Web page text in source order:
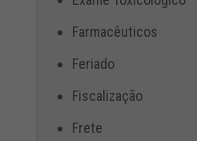
Farmacêuticos
Feriado
Fiscalização
Frete